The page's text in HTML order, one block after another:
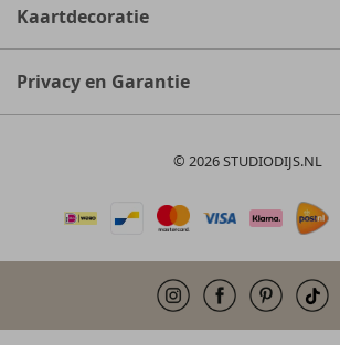
Kaartdecoratie
Privacy en Garantie
© 2026 STUDIODIJS.NL